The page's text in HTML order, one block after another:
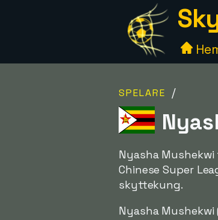
SPELARE /
Nyasha
Chinese Super
skyttekung.
Nyasha Mushekwi